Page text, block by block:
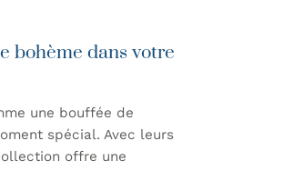
bohème dans votre
une bouffée de
spécial. Avec leurs
offre une